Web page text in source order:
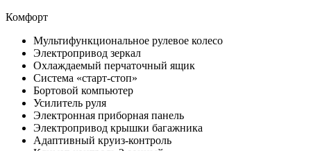
Комфорт
Мультифункциональное рулевое колесо
Электропривод зеркал
Охлаждаемый перчаточный ящик
Система «старт-стоп»
Бортовой компьютер
Усилитель руля
Электронная приборная панель
Электропривод крышки багажника
Адаптивный круиз-контроль